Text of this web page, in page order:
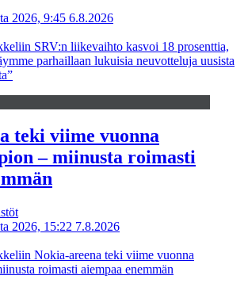
2026, 9:45 6.8.2026
SRV:n liikevaihto kasvoi 18 prosenttia,
parhaillaan lukuisia neuvotteluja uusista
teki viime vuonna
– miinusta roimasti
2026, 15:22 7.8.2026
Nokia-areena teki viime vuonna
roimasti aiempaa enemmän